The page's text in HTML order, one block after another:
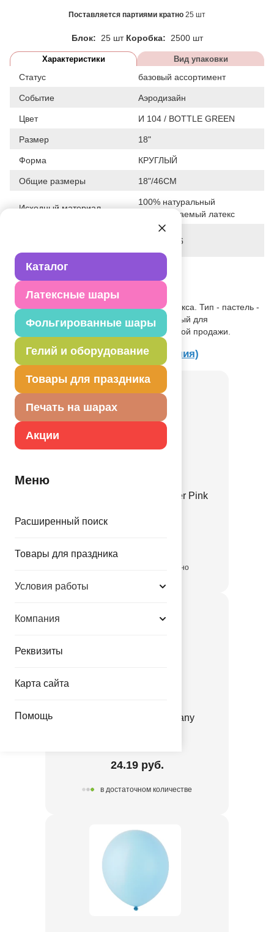
Каталог
Латексные шары
Фольгированные шары
Гелий и оборудование
Товары для праздника
Печать на шарах
Акции
Меню
Расширенный поиск
Товары для праздника
Условия работы
Компания
Реквизиты
Карта сайта
Помощь
Поставляется партиями кратно 25 шт
Блок: 25 шт Коробка: 2500 шт
Характеристики Вид упаковки
Статус базовый ассортимент
Событие Аэродизайн
Цвет И 104 / BOTTLE GREEN
Размер 18"
Форма КРУГЛЫЙ
Общие размеры 18"/46СМ
Исходный материал
100% натуральный
биоразлагаемый латекс
28-01-2026
Вес
Описание товара
Одноцветный шар из натурального латекса. Тип - пастель -
матовый оттенок цвета. Предназначенный для
использования в оформлении ирозничной продажи.
Товар из разделаGemar 18" (Италия)
И 19"/107 Пастель Powder Pink
количество ограниченно
И 19"/109 Пастель Tiffany
24.19 руб.
в достаточном количестве